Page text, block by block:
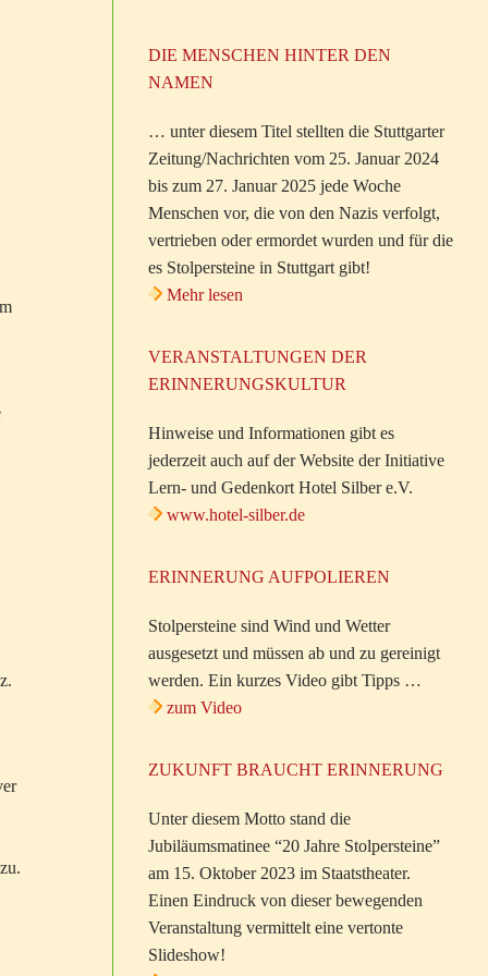
DIE MENSCHEN HINTER DEN
NAMEN
… unter diesem Titel stellten die Stuttgarter
Zeitung/Nachrichten vom 25. Januar 2024
bis zum 27. Januar 2025 jede Woche
Menschen vor, die von den Nazis verfolgt,
vertrieben oder ermordet wurden und für die
es Stolpersteine in Stuttgart gibt!
Mehr lesen
VERANSTALTUNGEN DER
ERINNERUNGSKULTUR
Hinweise und Informationen gibt es
jederzeit auch auf der Website der Initiative
Lern- und Gedenkort Hotel Silber e.V.
www.hotel-silber.de
ERINNERUNG AUFPOLIEREN
Stolpersteine sind Wind und Wetter
ausgesetzt und müssen ab und zu gereinigt
werden. Ein kurzes Video gibt Tipps …
zum Video
ZUKUNFT BRAUCHT ERINNERUNG
Unter diesem Motto stand die
Jubiläumsmatinee “20 Jahre Stolpersteine”
am 15. Oktober 2023 im Staatstheater.
Einen Eindruck von dieser bewegenden
Veranstaltung vermittelt eine vertonte
Slideshow!